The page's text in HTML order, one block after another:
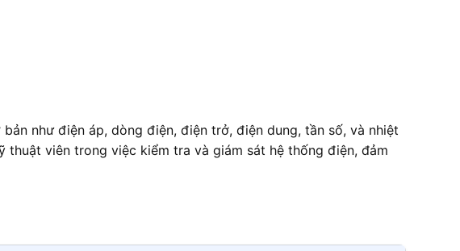
như điện áp, dòng điện, điện trở, điện dung, tần số, và nhiệt
viên trong việc kiểm tra và giám sát hệ thống điện, đảm